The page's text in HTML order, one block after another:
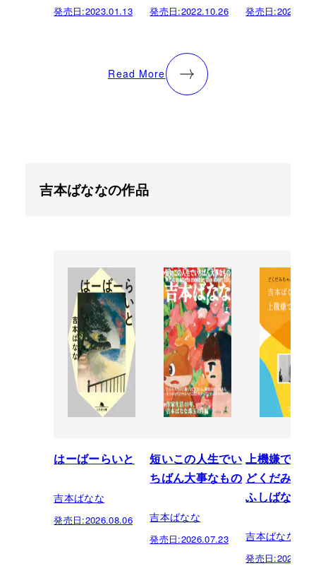
発売日:2023.01.13 発売日:2022.10.26 発売日:
Read More
吉本ばななの作品
はーばーらいと
吉本ばなな
発売日:2026.08.06
短いこの人生でい
ちばん大事なもの
吉本ばなな
発売日:2026.07.23
上機嫌でい
どくだみち
ふしばな14
吉本ばなな
発売日: